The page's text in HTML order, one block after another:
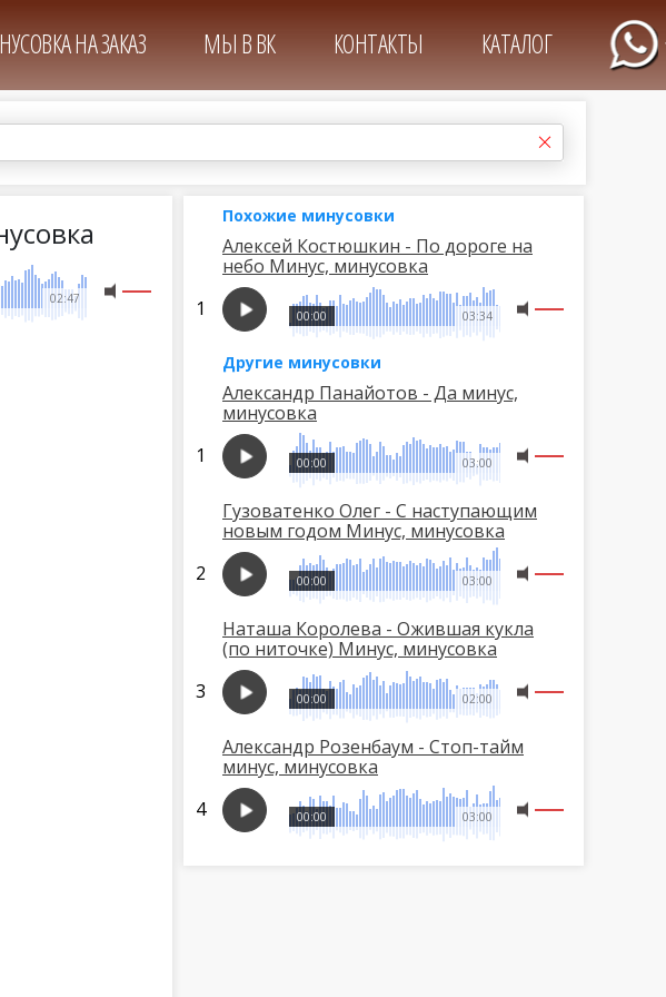
НА ЗАКАЗ МЫ В ВК КОНТАКТЫ КАТАЛОГ
02:47
Похожие минусовки
Алексей Костюшкин - По дороге на
небо Минус, минусовка
03:34
00:00
Другие минусовки
Александр Панайотов - Да минус,
минусовка
03:00
00:00
Гузоватенко Олег - С наступающим
новым годом Минус, минусовка
03:00
00:00
Наташа Королева - Ожившая кукла
(по ниточке) Минус, минусовка
02:00
00:00
Александр Розенбаум - Стоп-тайм
минус, минусовка
03:00
00:00